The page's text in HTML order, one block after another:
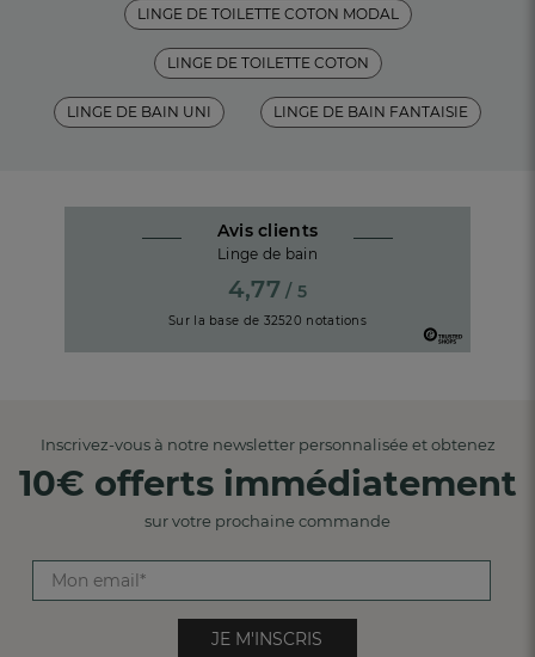
LINGE DE TOILETTE COTON MODAL
LINGE DE TOILETTE COTON
LINGE DE BAIN UNI LINGE DE BAIN FANTAISIE
Avis clients
Linge de bain
4,77 / 5
Sur la base de 32520 notations
Inscrivez-vous à notre newsletter personnalisée et obtenez
10€ offerts immédiatement
sur votre prochaine commande
JE M'INSCRIS